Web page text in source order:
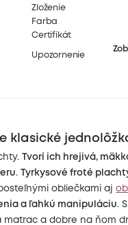
Zloženie
Farba
Certifikát
Upozornenie
klasické
Tvorí ich hrejivá,
.Tyrkysové froté
obliečkami aj
a ľahkú manipuláciu.
matrac a dobre na ňom